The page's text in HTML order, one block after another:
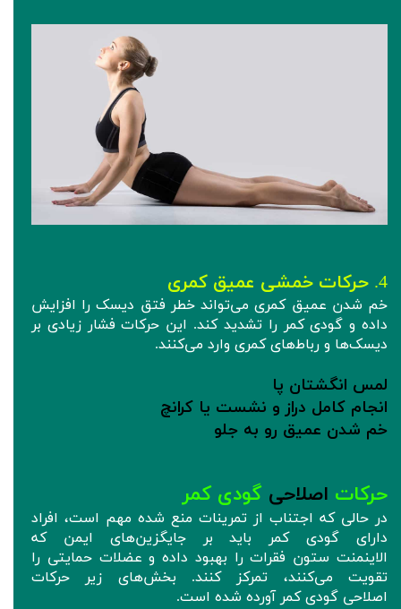
4. حرکات خمشی عمیق کمری
خم شدن عمیق کمری می‌تواند خطر فتق دیسک را افزایش
داده و گودی کمر را تشدید کند. این حرکات فشار زیادی بر
دیسک‌ها و رباط‌های کمری وارد می‌کنند.
لمس انگشتان پا
انجام کامل دراز و نشست یا کرانچ
خم شدن عمیق رو به جلو
حرکات اصلاحی گودی کمر
در حالی که اجتناب از تمرینات منع شده مهم است، افراد
دارای گودی کمر باید بر جایگزین‌های ایمن که
الاینمنت ستون فقرات را بهبود داده و عضلات حمایتی را
تقویت می‌کنند، تمرکز کنند. بخش‌های زیر حرکات
اصلاحی گودی کمر آورده شده است.